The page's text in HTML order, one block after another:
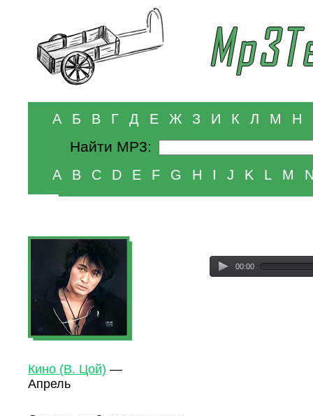
А Б В Г Д Е Ж З И К Л М Н
Найти MP3:
A B C D E F G H I J K L M
Кино (В. Цой) —
Апрель
00:00